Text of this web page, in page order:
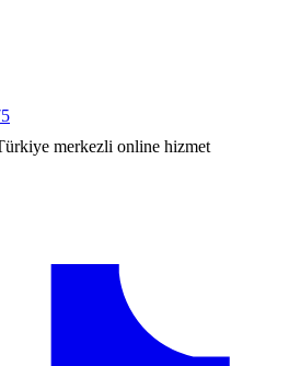
merkezli online hizmet